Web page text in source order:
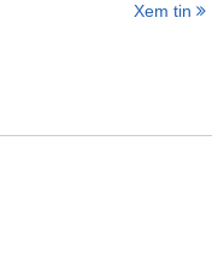
Xem tin